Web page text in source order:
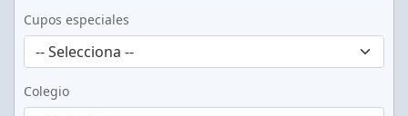
Cupos especiales
-- Selecciona --
Colegio